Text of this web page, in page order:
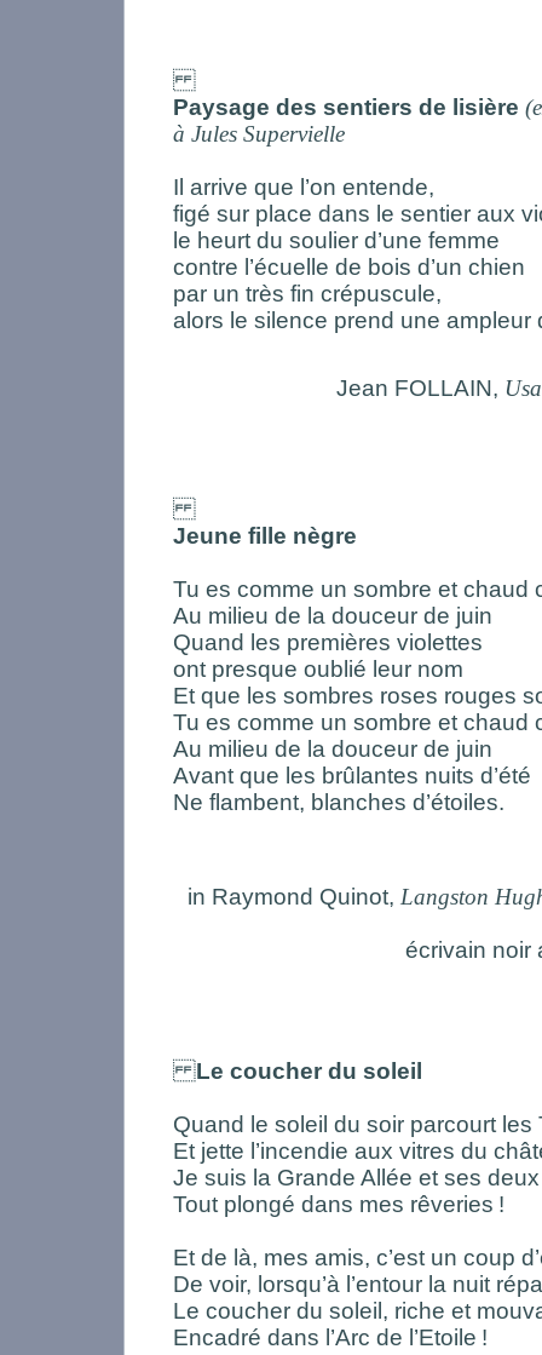
Paysage des sentiers de lisière
à Jules Supervielle
Il arrive que l’on entende,
figé sur place dans le sentier aux
le heurt du soulier d’une femme
contre l’écuelle de bois d’un chien
par un très fin crépuscule,
alors le silence prend une ampleur
Jean FOLLAIN,
Jeune fille nègre
Tu es comme un sombre et chaud
Au milieu de la douceur de juin
Quand les premières violettes
ont presque oublié leur nom
Et que les sombres roses rouges
Tu es comme un sombre et chaud
Au milieu de la douceur de juin
Avant que les brûlantes nuits d’été
Ne flambent, blanches d’étoiles.
in Raymond Quinot, Langston
écrivain noir
Le coucher du soleil
Quand le soleil du soir parcourt les
Et jette l’incendie aux vitres du
Je suis la Grande Allée et ses
Tout plongé dans mes rêveries !
Et de là, mes amis, c’est un coup
De voir, lorsqu’à l’entour la nuit
Le coucher du soleil, riche et
Encadré dans l’Arc de l’Etoile !